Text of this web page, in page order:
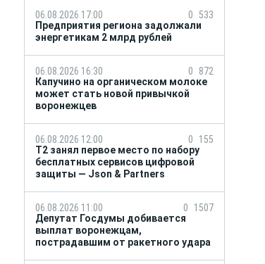
06.08.2026 17:00 0 533
Предприятия региона задолжали
энергетикам 2 млрд рублей
06.08.2026 16:30 0
872
Капучино на органическом молоке
может стать новой привычкой
воронежцев
06.08.2026 12:00 0
155
Т2 занял первое место по набору
бесплатных сервисов цифровой
защиты — Json & Partners
06.08.2026 11:00 0
1507
Депутат Госдумы добивается
выплат воронежцам,
пострадавшим от ракетного удара